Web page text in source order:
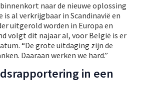
naar de nieuwe oplossing
is al verkrijgbaar in Scandinavië en
uitgerold worden in Europa en
volgt dit najaar al, voor België is er
“De grote uitdaging zijn de
Daaraan werken we hard.”
in een